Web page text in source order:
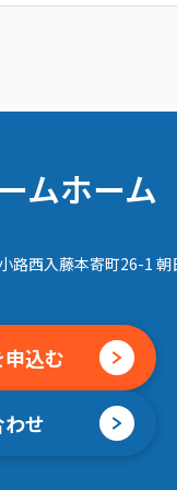
ムホーム
路西入藤本寄町26-1 朝
込む
せ